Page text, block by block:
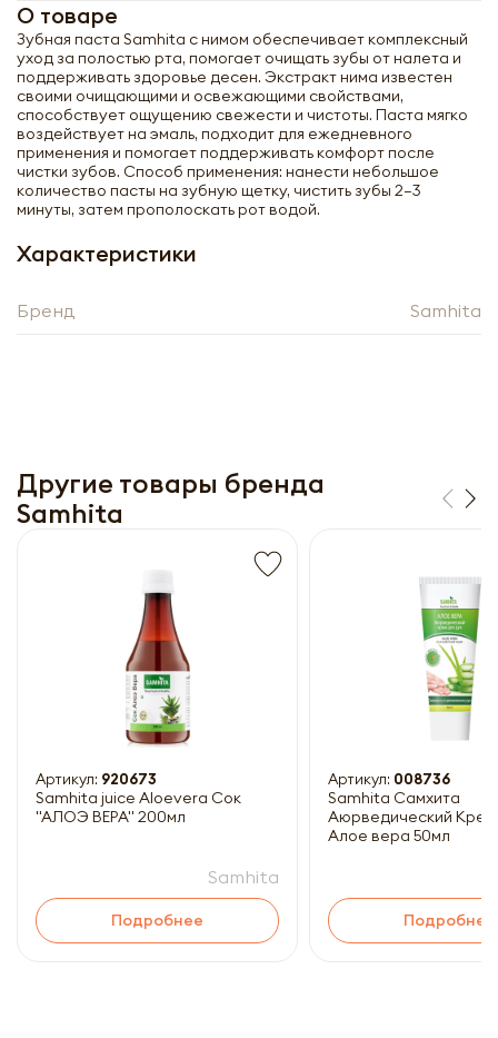
О товаре
Зубная паста Samhita с нимом обеспечивает комплексный
уход за полостью рта, помогает очищать зубы от налета и
поддерживать здоровье десен. Экстракт нима известен
своими очищающими и освежающими свойствами,
способствует ощущению свежести и чистоты. Паста мягко
воздействует на эмаль, подходит для ежедневного
применения и помогает поддерживать комфорт после
чистки зубов. Способ применения: нанести небольшое
количество пасты на зубную щетку, чистить зубы 2–3
минуты, затем прополоскать рот водой.
Характеристики
Бренд Samhita
Другие товары бренда
Samhita
Артикул: 920673
Samhita juice Aloevera Сок
"АЛОЭ ВЕРА" 200мл
Samhita
Подробнее
Артикул: 008736
Samhita Самхита
Аюрведический Крем
Алое вера 50мл
Подробнее
Получить прайс-лист
Обязательны к заполнению